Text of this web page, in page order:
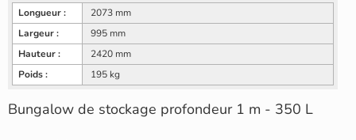
Longueur :
2073 mm
Largeur :
995 mm
Hauteur :
2420 mm
Poids :
195 kg
Bungalow de stockage profondeur 1 m - 350 L